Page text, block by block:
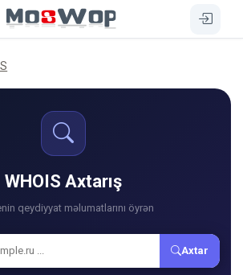
WHOIS Axtarış
qeydiyyat məlumatlarını öyrən
Axtar